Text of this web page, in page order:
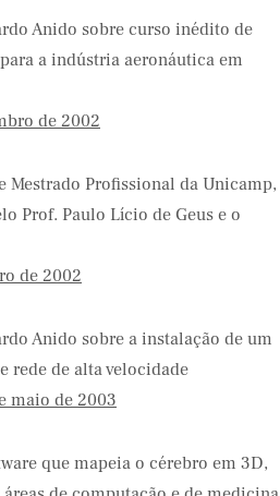
Anido sobre curso inédito de
a indústria aeronáutica em
de 2002
Mestrado Profissional da Unicamp,
Prof. Paulo Lício de Geus e o
de 2002
Anido sobre a instalação de um
rede de alta velocidade
maio de 2003
que mapeia o cérebro em 3D,